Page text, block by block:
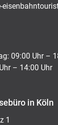
09:00 Uhr –
– 14:00 Uhr
in Köln
1